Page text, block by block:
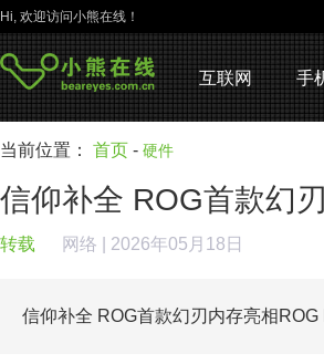
Hi, 欢迎访问小熊在线！
互联网 手
当前位置： 首页 - 硬件
信仰补全 ROG首款幻
转载 网络 | 2026年05月18日
信仰补全 ROG首款幻刃内存亮相ROG